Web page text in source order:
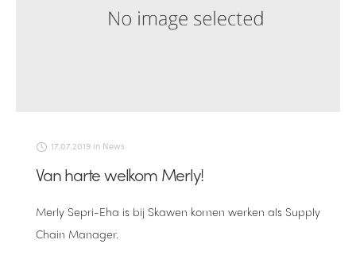
17.07.2019 in News
Van harte welkom Merly!
Merly Sepri-Eha is bij Skawen komen werken als Supply
Chain Manager.